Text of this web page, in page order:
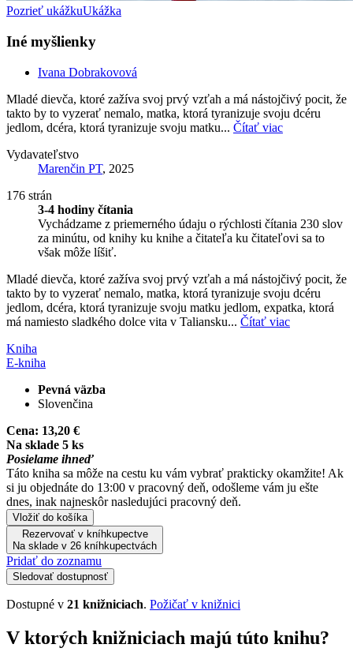
Pozrieť ukážkuUkážka
Iné myšlienky
Ivana Dobrakovová
Mladé dievča, ktoré zažíva svoj prvý vzťah a má nástojčivý pocit, že
takto by to vyzerať nemalo, matka, ktorá tyranizuje svoju dcéru
jedlom, dcéra, ktorá tyranizuje svoju matku... Čítať viac
Vydavateľstvo
Marenčin PT, 2025
176 strán
3-4 hodiny čítania
Vychádzame z priemerného údaju o rýchlosti čítania 230 slov
za minútu, od knihy ku knihe a čitateľa ku čitateľovi sa to
však môže líšiť.
Mladé dievča, ktoré zažíva svoj prvý vzťah a má nástojčivý pocit, že
takto by to vyzerať nemalo, matka, ktorá tyranizuje svoju dcéru
jedlom, dcéra, ktorá tyranizuje svoju matku jedlom, expatka, ktorá
má namiesto sladkého dolce vita v Taliansku... Čítať viac
Kniha
E-kniha
Pevná väzba
Slovenčina
Cena: 13,20 €
Na sklade 5 ks
Posielame ihneď
Táto kniha sa môže na cestu ku vám vybrať prakticky okamžite! Ak
si ju objednáte do 13:00 v pracovný deň, odošleme vám ju ešte
dnes, inak najneskôr nasledujúci pracovný deň.
Vložiť do košíka
Rezervovať v kníhkupectve
Na sklade v 26 kníhkupectvách
Pridať do zoznamu
Sledovať dostupnosť
Dostupné v 21 knižniciach. Požičať v knižnici
V ktorých knižniciach majú túto knihu?